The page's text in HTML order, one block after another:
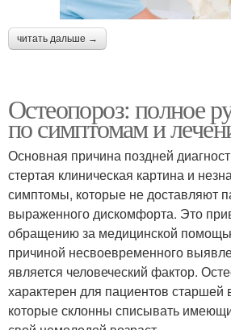
читать дальше →
Остеопороз: полное
по симптомам и
Основная причина поздней
стертая клиническая картина и
симптомы, которые не доставляют
выраженного дискомфорта. Это
обращению за медицинской
причиной несвоевременного
является человеческий фактор.
характерен для пациентов старшей
которые склонны списывать